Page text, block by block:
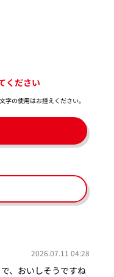
ください
の使用はお控えください。​
2026.07.11 04:28
、おいしそうですね